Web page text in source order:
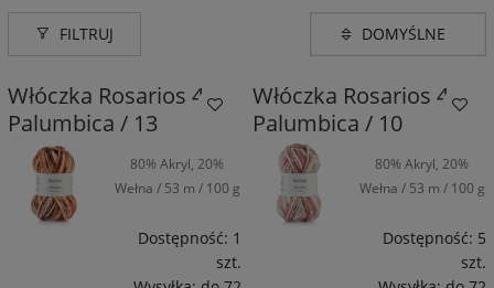
FILTRUJ
Włóczka Rosarios 4
Palumbica / 13
80% Akryl, 20%
Wełna / 53 m / 100 g
Dostępność: 1
szt.
Włóczka Rosarios 4
Palumbica / 10
80% Akryl, 20%
Wełna / 53 m / 100 g
Dostępność: 5
szt.